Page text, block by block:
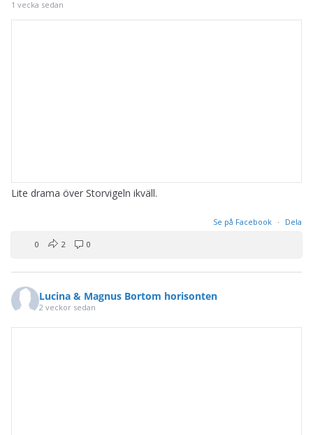
1 vecka sedan
Lite drama över Storvigeln ikväll.
Se på Facebook · Dela
0 2 0
Lucina & Magnus Bortom horisonten
2 veckor sedan